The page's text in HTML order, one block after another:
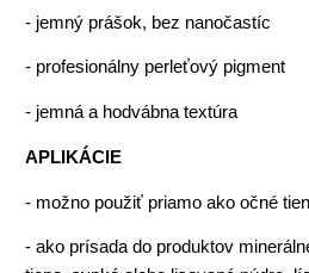
- jemný prášok, bez nanočastíc
- profesionálny perleťový pigment
- jemná a hodvábna textúra
APLIKÁCIE
- možno použiť priamo ako očné
- ako prísada do produktov